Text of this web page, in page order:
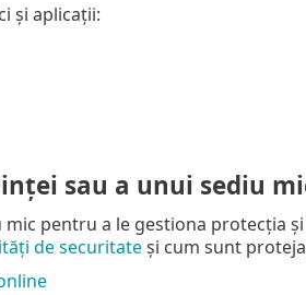
și aplicații:
sau a unui sediu
pentru a le gestiona protecția
de securitateși cum sunt